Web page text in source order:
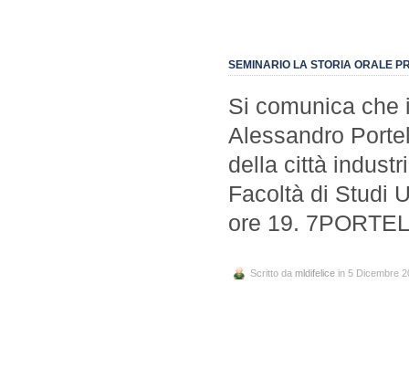
SEMINARIO LA STORIA ORALE
Si comunica che
Alessandro
della città
Facoltà di Studi
ore 19.
Scritto da mldifelice in 5 Dicembre